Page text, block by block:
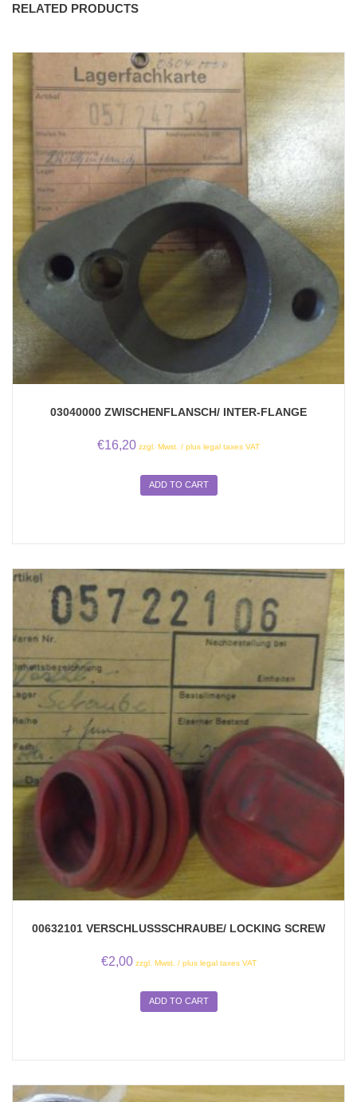
RELATED PRODUCTS
03040000 ZWISCHENFLANSCH/ INTER-FLANGE
€16,20 zzgl. Mwst. / plus legal taxes VAT
ADD TO CART
00632101 VERSCHLUSSSCHRAUBE/ LOCKING SCREW
€2,00 zzgl. Mwst. / plus legal taxes VAT
ADD TO CART